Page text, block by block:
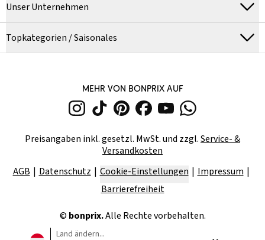
Unser Unternehmen
Topkategorien / Saisonales
MEHR VON BONPRIX AUF
Preisangaben inkl. gesetzl. MwSt. und zzgl.Service- &
Versandkosten
AGB
Datenschutz Cookie-Einstellungen
Impressum
Barrierefreiheit
© bonprix.Alle Rechte vorbehalten.
Land ändern...